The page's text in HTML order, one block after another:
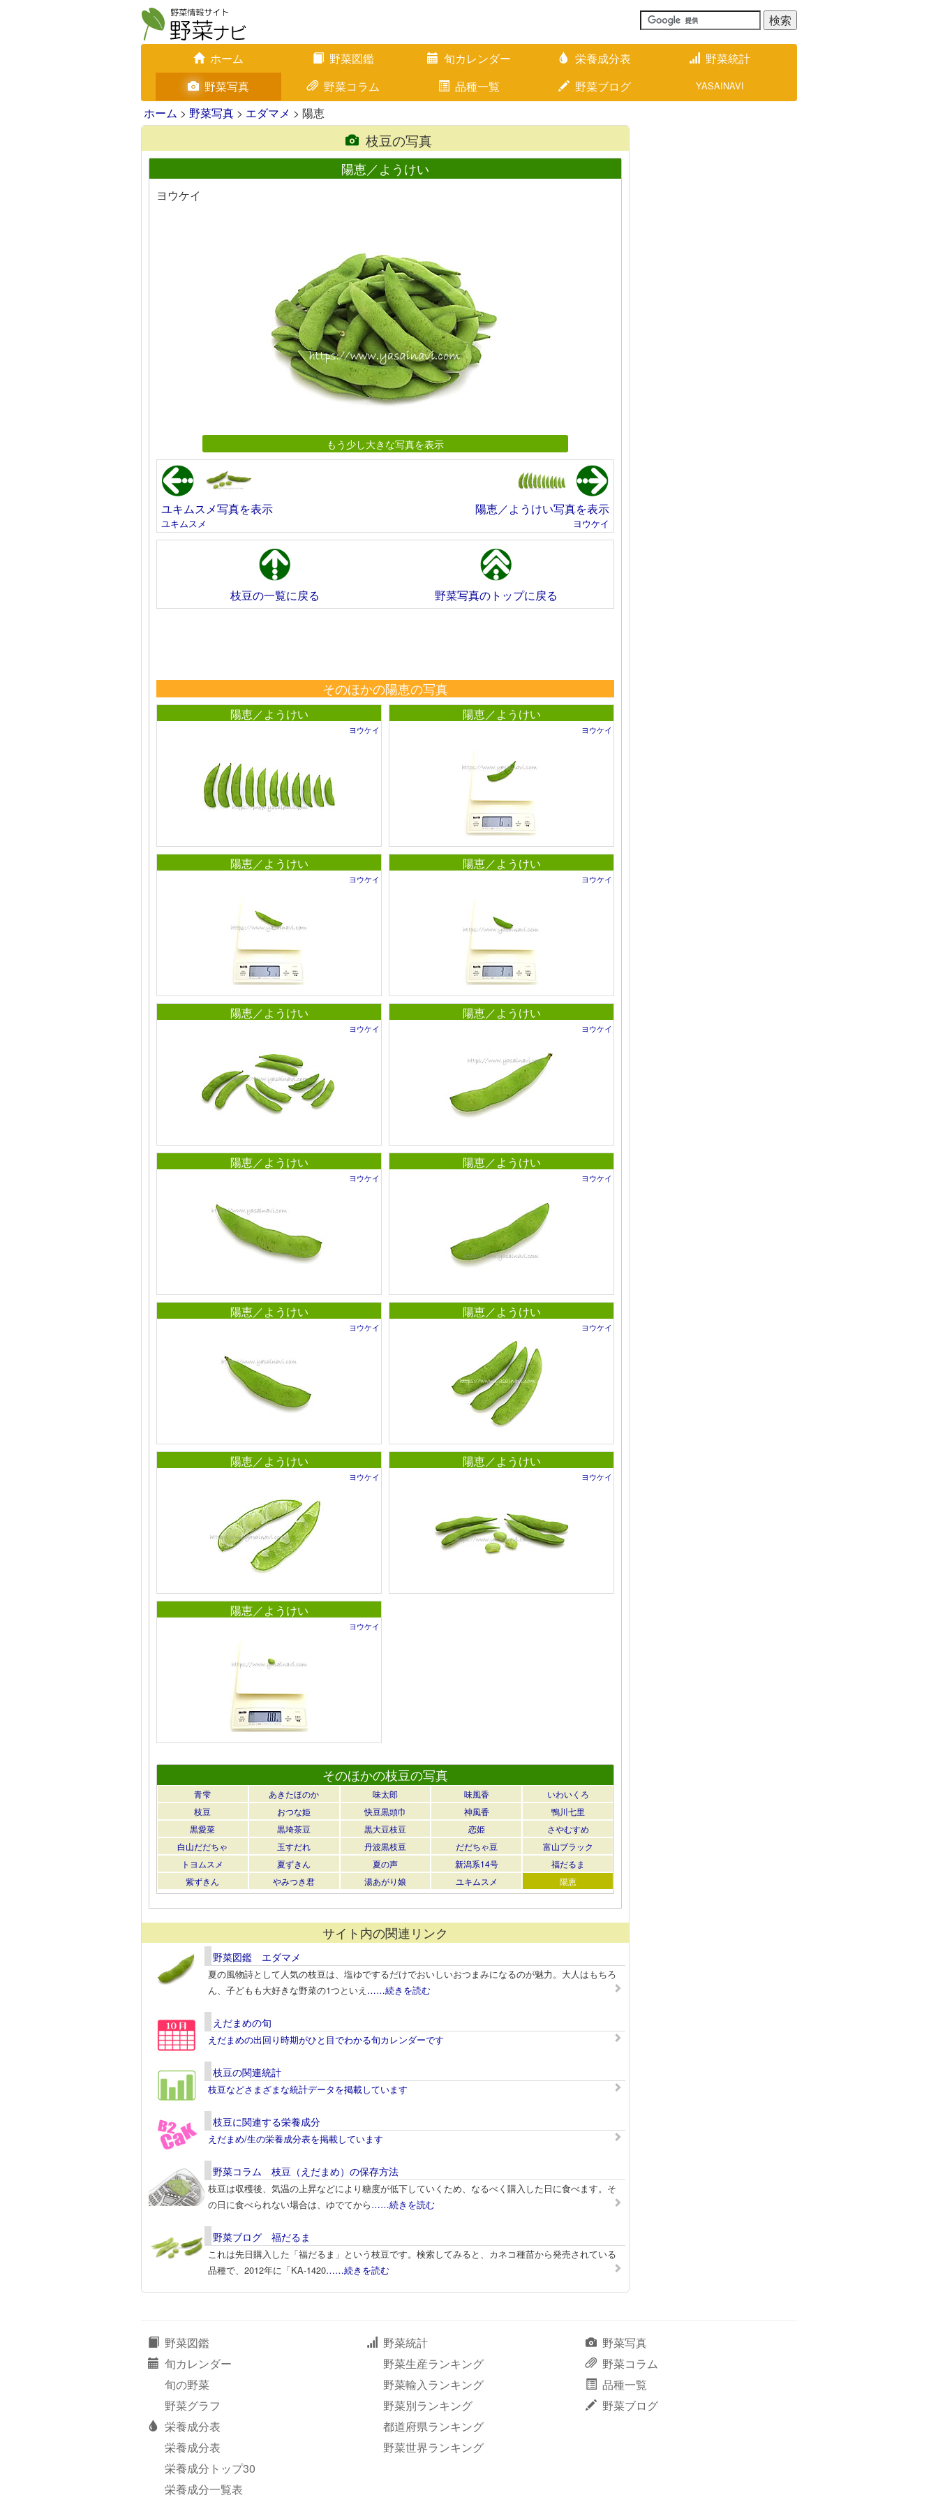
ホーム 野菜図鑑 旬カレンダー 栄養成分表
野菜統計
野菜写真
野菜コラム 品種一覧 野菜ブログ YASAINAVI
ホーム > 野菜写真 > エダマメ > 陽恵
枝豆の写真
陽恵／ようけい
ヨウケイ
もう少し大きな写真を表示
ユキムスメ写真を表示
ユキムスメ
陽恵／ようけい写真を表示
ヨウケイ
枝豆の一覧に戻る 野菜写真のトップに戻る
そのほかの陽恵の写真
陽恵／ようけい
ヨウケイ
陽恵／ようけい
ヨウケイ
陽恵／ようけい
ヨウケイ
陽恵／ようけい
ヨウケイ
陽恵／ようけい
ヨウケイ
陽恵／ようけい
ヨウケイ
陽恵／ようけい
ヨウケイ
陽恵／ようけい
ヨウケイ
陽恵／ようけい
ヨウケイ
陽恵／ようけい
ヨウケイ
陽恵／ようけい
ヨウケイ
陽恵／ようけい
ヨウケイ
陽恵／ようけい
ヨウケイ
そのほかの枝豆の写真
青雫 あきたほのか 味太郎 味風香
いわいくろ
枝豆
おつな姫 快豆黒頭巾 神風香
鴨川七里
黒愛菜
黒埼茶豆 黒大豆枝豆 恋姫
さやむすめ
白山だだちゃ
玉すだれ 丹波黒枝豆 だだちゃ豆
富山ブラック
トヨムスメ
夏ずきん 夏の声 新潟系14号
福だるま
紫ずきん
やみつき君 湯あがり娘 ユキムスメ 陽恵
サイト内の関連リンク
野菜図鑑 エダマメ
夏の風物詩として人気の枝豆は、塩ゆでするだけでおいしいおつまみになるのが魅力。大人はもちろ
ん、子どもも大好きな野菜の1つといえ ……続きを読む
えだまめの旬
えだまめの出回り時期がひと目でわかる旬カレンダーです
枝豆の関連統計
枝豆などさまざまな統計データを掲載しています
枝豆に関連する栄養成分
えだまめ/生の栄養成分表を掲載しています
野菜コラム 枝豆（えだまめ）の保存方法
枝豆は収穫後、気温の上昇などにより糖度が低下していくため、なるべく購入した日に食べます。そ
の日に食べられない場合は、ゆでてから……続きを読む
野菜ブログ 福だるま
これは先日購入した「福だるま」という枝豆です。検索してみると、カネコ種苗から発売されている
品種で、2012年に「KA-1420……続きを読む
野菜図鑑
旬カレンダー
旬の野菜
野菜グラフ
栄養成分表
栄養成分表
栄養成分トップ30
栄養成分一覧表
野菜統計
野菜生産ランキング
野菜輸入ランキング
野菜別ランキング
都道府県ランキング
野菜世界ランキング
野菜写真
野菜コラム
品種一覧
野菜ブログ